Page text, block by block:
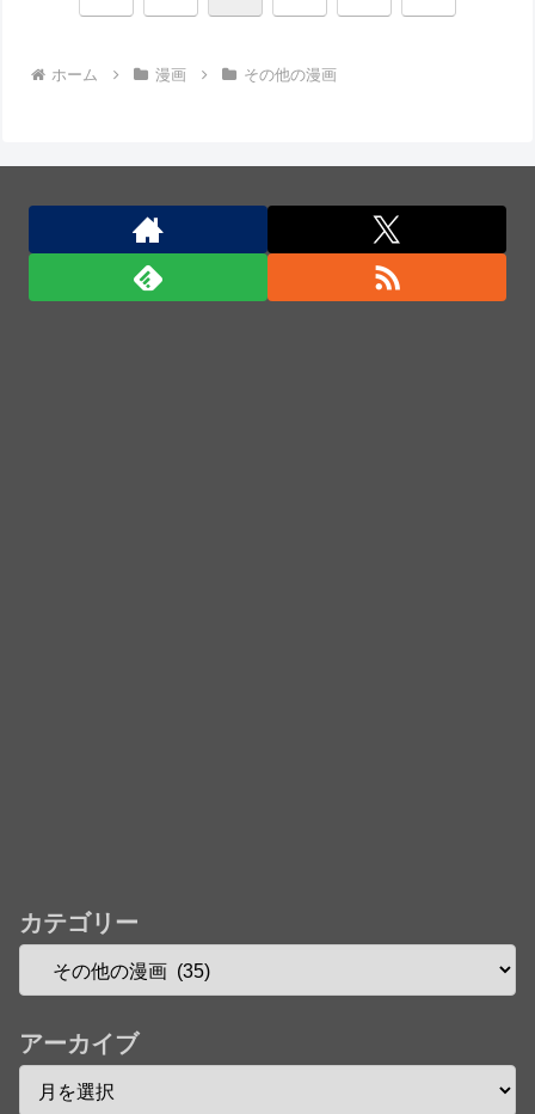
ホーム 漫画 その他の漫画
カテゴリー
アーカイブ